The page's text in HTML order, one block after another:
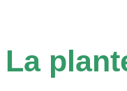
La